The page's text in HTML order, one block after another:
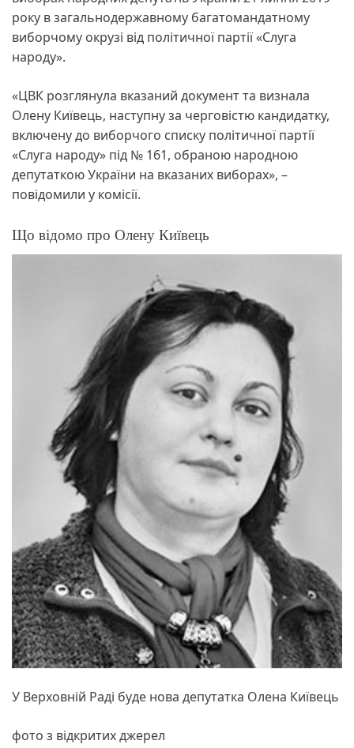
року в загальнодержавному багатомандатному
виборчому окрузі від політичної партії «Слуга
народу».
«ЦВК розглянула вказаний документ та визнала
Олену Київець, наступну за черговістю кандидатку,
включену до виборчого списку політичної партії
«Слуга народу» під № 161, обраною народною
депутаткою України на вказаних виборах», –
повідомили у комісії.
Що відомо про Олену Київець
У Верховній Раді буде нова депутатка Олена Київець
фото з відкритих джерел